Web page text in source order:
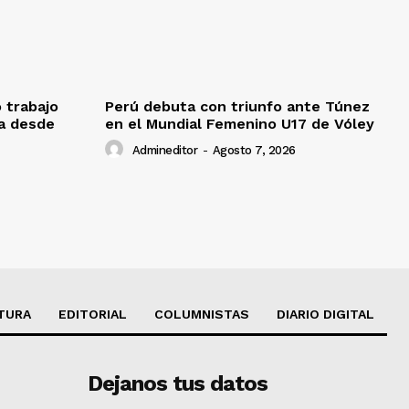
trabajo
desde
Perú debuta con triunfo ante Túnez
en el Mundial Femenino U17 de Vóley
Admineditor - Agosto 7, 2026
EDITORIAL COLUMNISTAS DIARIO DIGITAL
Dejanos tus datos